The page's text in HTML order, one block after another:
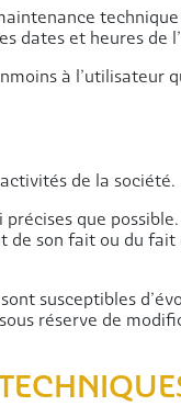
dates et heures de
à l’utilisateur
de la société.
que
de son fait ou du
susceptibles
réserve de